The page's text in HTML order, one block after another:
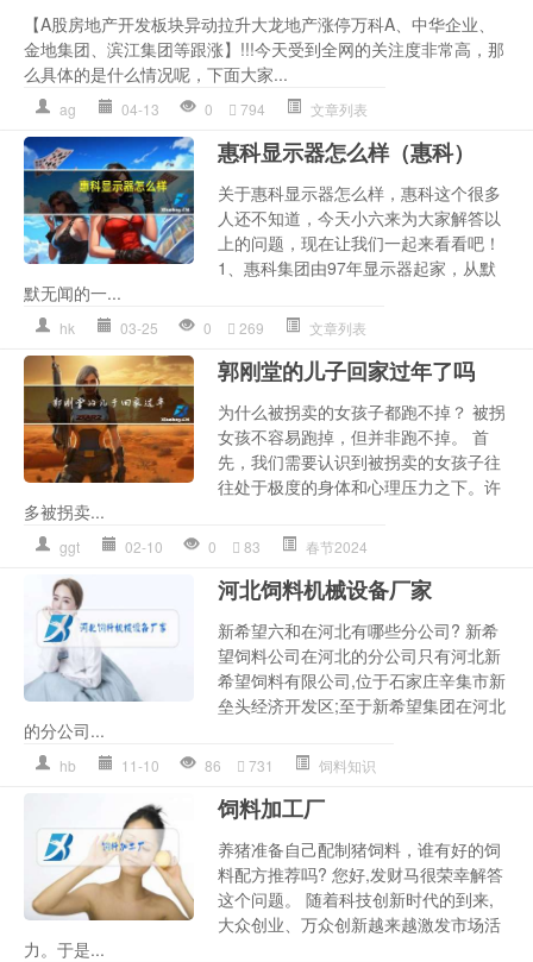
【A股房地产开发板块异动拉升大龙地产涨停万科A、中华企业、
金地集团、滨江集团等跟涨】!!!今天受到全网的关注度非常高，那
么具体的是什么情况呢，下面大家...
ag 04-13 0 794 文章列表
惠科显示器怎么样（惠科）
关于惠科显示器怎么样，惠科这个很多
人还不知道，今天小六来为大家解答以
上的问题，现在让我们一起来看看吧！
1、惠科集团由97年显示器起家，从默
默无闻的一...
hk 03-25 0 269 文章列表
郭刚堂的儿子回家过年了吗
为什么被拐卖的女孩子都跑不掉？ 被拐
女孩不容易跑掉，但并非跑不掉。 首
先，我们需要认识到被拐卖的女孩子往
往处于极度的身体和心理压力之下。许
多被拐卖...
ggt 02-10 0 83 春节2024
河北饲料机械设备厂家
新希望六和在河北有哪些分公司? 新希
望饲料公司在河北的分公司只有河北新
希望饲料有限公司,位于石家庄辛集市新
垒头经济开发区;至于新希望集团在河北
的分公司...
hb 11-10 86 731 饲料知识
饲料加工厂
养猪准备自己配制猪饲料，谁有好的饲
料配方推荐吗? 您好,发财马很荣幸解答
这个问题。 随着科技创新时代的到来,
大众创业、万众创新越来越激发市场活
力。于是...